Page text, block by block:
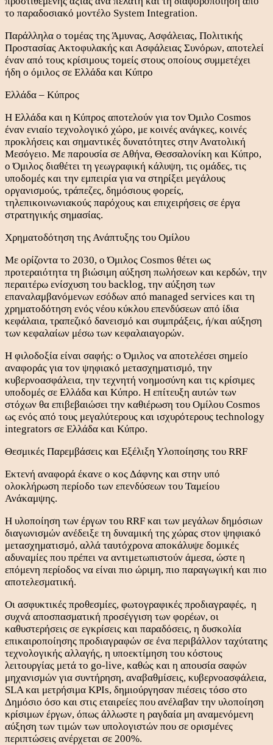
το παραδοσιακό μοντέλο System Integration.
Παράλληλα ο τομέας της Άμυνας, Ασφάλειας, Πολιτικής
Προστασίας Ακτοφυλακής και Ασφάλειας Συνόρων, αποτελεί
έναν από τους κρίσιμους τομείς στους οποίους συμμετέχει
ήδη ο όμιλος σε Ελλάδα και Κύπρο
Ελλάδα – Κύπρος
Η Ελλάδα και η Κύπρος αποτελούν για τον Όμιλο Cosmos
έναν ενιαίο τεχνολογικό χώρο, με κοινές ανάγκες, κοινές
προκλήσεις και σημαντικές δυνατότητες στην Ανατολική
Μεσόγειο. Με παρουσία σε Αθήνα, Θεσσαλονίκη και Κύπρο,
ο Όμιλος διαθέτει τη γεωγραφική κάλυψη, τις ομάδες, τις
υποδομές και την εμπειρία για να στηρίξει μεγάλους
οργανισμούς, τράπεζες, δημόσιους φορείς,
τηλεπικοινωνιακούς παρόχους και επιχειρήσεις σε έργα
στρατηγικής σημασίας.
Χρηματοδότηση της Ανάπτυξης του Ομίλου
Με ορίζοντα το 2030, ο Όμιλος Cosmos θέτει ως
προτεραιότητα τη βιώσιμη αύξηση πωλήσεων και κερδών, την
περαιτέρω ενίσχυση του backlog, την αύξηση των
επαναλαμβανόμενων εσόδων από managed services και τη
χρηματοδότηση ενός νέου κύκλου επενδύσεων από ίδια
κεφάλαια, τραπεζικό δανεισμό και συμπράξεις, ή/και αύξηση
των κεφαλαίων μέσω των κεφαλαιαγορών.
Η φιλοδοξία είναι σαφής: ο Όμιλος να αποτελέσει σημείο
αναφοράς για τον ψηφιακό μετασχηματισμό, την
κυβερνοασφάλεια, την τεχνητή νοημοσύνη και τις κρίσιμες
υποδομές σε Ελλάδα και Κύπρο. Η επίτευξη αυτών των
στόχων θα επιβεβαιώσει την καθιέρωση του Ομίλου Cosmos
ως ενός από τους μεγαλύτερους και ισχυρότερους technology
integrators σε Ελλάδα και Κύπρο.
Θεσμικές Παρεμβάσεις και Εξέλιξη Υλοποίησης του RRF
Εκτενή αναφορά έκανε ο κος Δάφνης και στην υπό
ολοκλήρωση περίοδο των επενδύσεων του Ταμείου
Ανάκαμψης.
Η υλοποίηση των έργων του RRF και των μεγάλων δημόσιων
διαγωνισμών ανέδειξε τη δυναμική της χώρας στον ψηφιακό
μετασχηματισμό, αλλά ταυτόχρονα αποκάλυψε δομικές
αδυναμίες που πρέπει να αντιμετωπιστούν άμεσα, ώστε η
επόμενη περίοδος να είναι πιο ώριμη, πιο παραγωγική και πιο
αποτελεσματική.
Οι ασφυκτικές προθεσμίες, φωτογραφικές προδιαγραφές, η
συχνά αποσπασματική προσέγγιση των φορέων, οι
καθυστερήσεις σε εγκρίσεις και παραδόσεις, η δυσκολία
επικαιροποίησης προδιαγραφών σε ένα περιβάλλον ταχύτατης
τεχνολογικής αλλαγής, η υποεκτίμηση του κόστους
λειτουργίας μετά το go-live, καθώς και η απουσία σαφών
μηχανισμών για συντήρηση, αναβαθμίσεις, κυβερνοασφάλεια,
SLA και μετρήσιμα KPIs, δημιούργησαν πιέσεις τόσο στο
Δημόσιο όσο και στις εταιρείες που ανέλαβαν την υλοποίηση
κρίσιμων έργων, όπως άλλωστε η ραγδαία μη αναμενόμενη
αύξηση των τιμών των υπολογιστών που σε ορισμένες
περιπτώσεις ανέρχεται σε 200%.